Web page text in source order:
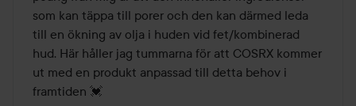
som kan täppa till porer och den kan därmed leda
till en ökning av olja i huden vid fet/kombinerad
hud. Här håller jag tummarna för att COSRX kommer
ut med en produkt anpassad till detta behov i
framtiden 💓